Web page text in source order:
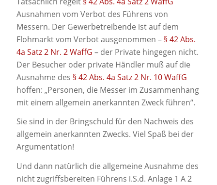
Ausnahmen vom Verbot des Führens von
Messern. Der Gewerbetreibende ist auf dem
Flohmarkt vom Verbot ausgenommen – § 42 Abs.
4a Satz 2 Nr. 2 WaffG – der Private hingegen nicht.
Der Besucher oder private Händler muß auf die
Ausnahme des § 42 Abs. 4a Satz 2 Nr. 10 WaffG
hoffen: „Personen, die Messer im Zusammenhang
mit einem allgemein anerkannten Zweck führen“.
Sie sind in der Bringschuld für den Nachweis des
allgemein anerkannten Zwecks. Viel Spaß bei der
Argumentation!
Und dann natürlich die allgemeine Ausnahme des
nicht zugriffsbereiten Führens i.S.d. Anlage 1 A 2